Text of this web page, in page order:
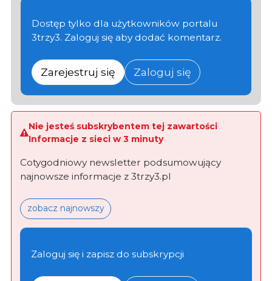
Dostęp tylko dla użytkowników portalu
3trzy3. Zaloguj się aby dodać komentarz.
Zarejestruj się Zaloguj się
Nie jesteś subskrybentem tej zawartości
Informacje z sieci w 3 minuty
Cotygodniowy newsletter podsumowujący
najnowsze informacje z 3trzy3.pl
zobacz najnowszy
Zaloguj się i zapisz do subskrypcji